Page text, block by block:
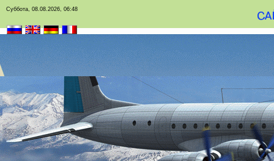
Суббота, 08.08.2026, 06:48